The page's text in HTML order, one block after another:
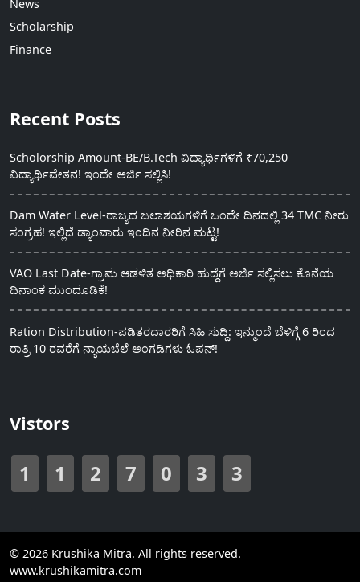
News
Scholarship
Finance
Recent Posts
Scholorship Amount-BE/B.Tech ವಿದ್ಯಾರ್ಥಿಗಳಿಗೆ ₹70,250
ವಿದ್ಯಾರ್ಥಿವೇತನ! ಇಂದೇ ಅರ್ಜಿ ಸಲ್ಲಿಸಿ!
Dam Water Level-ರಾಜ್ಯದ ಜಲಾಶಯಗಳಿಗೆ ಒಂದೇ ದಿನದಲ್ಲಿ 34 TMC ನೀರು
ಸಂಗ್ರಹ! ಇಲ್ಲಿದೆ ಡ್ಯಾಂವಾರು ಇಂದಿನ ನೀರಿನ ಮಟ್ಟ!
VAO Last Date-ಗ್ರಾಮ ಆಡಳಿತ ಅಧಿಕಾರಿ ಹುದ್ದೆಗೆ ಅರ್ಜಿ ಸಲ್ಲಿಸಲು ಕೊನೆಯ
ದಿನಾಂಕ ಮುಂದೂಡಿಕೆ!
Ration Distribution-ಪಡಿತರದಾರರಿಗೆ ಸಿಹಿ ಸುದ್ದಿ: ಇನ್ಮುಂದೆ ಬೆಳಿಗ್ಗೆ 6 ರಿಂದ
ರಾತ್ರಿ 10 ರವರೆಗೆ ನ್ಯಾಯಬೆಲೆ ಅಂಗಡಿಗಳು ಓಪನ್!
Vistors
1 1 2 7 0 3 3
© 2026 Krushika Mitra. All rights reserved.
www.krushikamitra.com